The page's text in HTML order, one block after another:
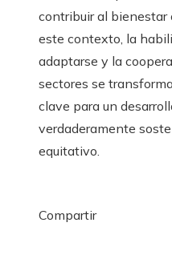
contribuir al bienestar
este contexto, la
adaptarse y la
sectores se
clave para un
verdaderamente
equitativo.
Compartir